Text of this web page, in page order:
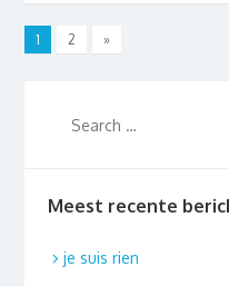
1 2 »
Meest recente
je suis rien